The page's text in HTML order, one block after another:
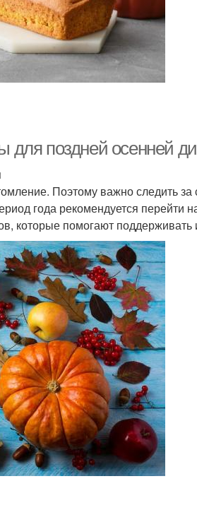
для поздней осенней
Поэтому важно следить
года рекомендуется перейти
которые помогают поддерживать